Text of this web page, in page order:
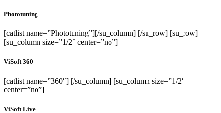
Phototuning
[catlist name=”Phototuning”][/su_column] [/su_row] [su_row]
[su_column size=”1/2″ center=”no”]
ViSoft 360
[catlist name=”360″] [/su_column] [su_column size=”1/2″
center=”no”]
ViSoft Live